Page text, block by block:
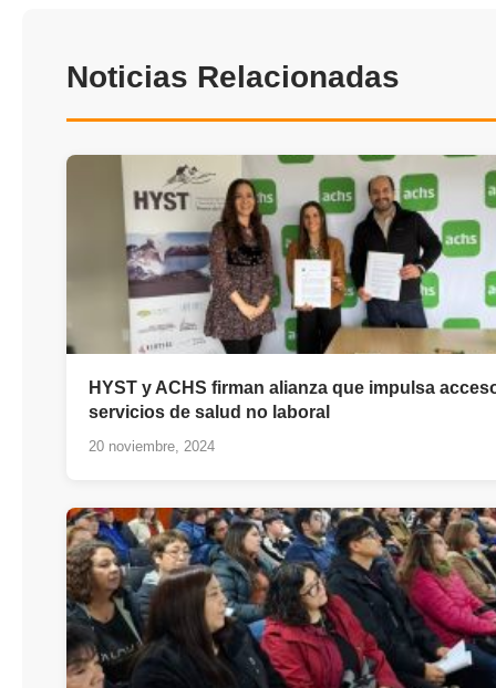
Noticias Relacionadas
HYST y ACHS firman alianza que impulsa
servicios de salud no laboral
20 noviembre, 2024